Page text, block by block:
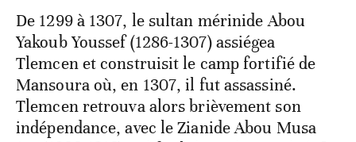
De 1299 à 1307, le sultan mérinide Abou
Yakoub Youssef (1286-1307) assiégea
Tlemcen et construisit le camp fortifié de
Mansoura où, en 1307, il fut assassiné.
Tlemcen retrouva alors brièvement son
indépendance, avec le Zianide Abou Musa